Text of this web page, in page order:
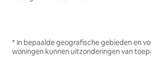
* In bepaalde geografische gebieden en
woningen kunnen uitzonderingen van